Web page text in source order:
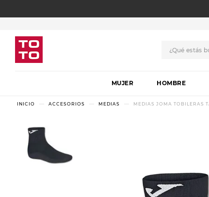
MUJER HOMBRE
ACCESORIOS MEDIAS MEDIAS JOMA TOBILERAS
1.
botas
skechers
sandalias